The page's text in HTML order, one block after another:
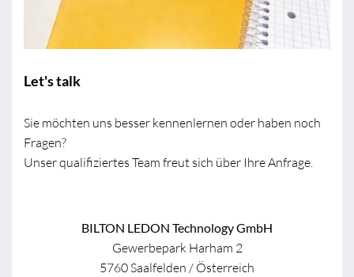
Let's talk
Sie möchten uns besser kennenlernen oder haben noch
Fragen?
Unser qualifiziertes Team freut sich über Ihre Anfrage.
BILTON LEDON Technology GmbH
Gewerbepark Harham 2
5760 Saalfelden / Österreich